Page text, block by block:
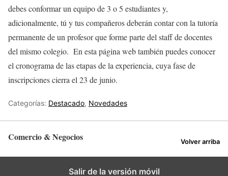
debes conformar un equipo de 3 o 5 estudiantes y,
adicionalmente, tú y tus compañeros deberán contar con la tutoría
permanente de un profesor que forme parte del staff de docentes
del mismo colegio. En esta página web también puedes conocer
el cronograma de las etapas de la experiencia, cuya fase de
inscripciones cierra el 23 de junio.
Categorías: Destacado, Novedades
Comercio & Negocios Volver arriba
Salir de la versión móvil